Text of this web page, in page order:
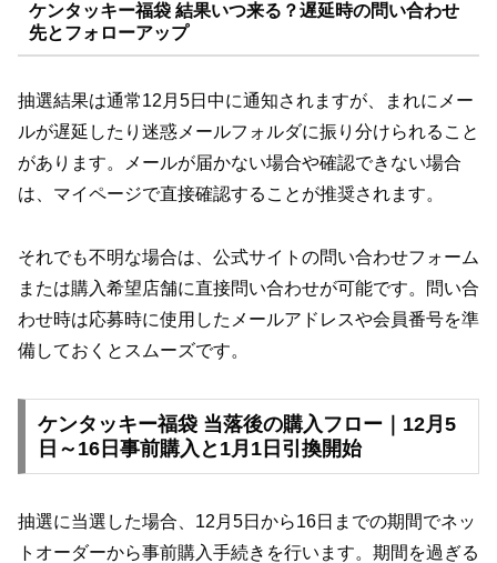
ケンタッキー福袋 結果いつ来る？遅延時の問い合わせ
先とフォローアップ
抽選結果は通常12月5日中に通知されますが、まれにメー
ルが遅延したり迷惑メールフォルダに振り分けられること
があります。メールが届かない場合や確認できない場合
は、マイページで直接確認することが推奨されます。
それでも不明な場合は、公式サイトの問い合わせフォーム
または購入希望店舗に直接問い合わせが可能です。問い合
わせ時は応募時に使用したメールアドレスや会員番号を準
備しておくとスムーズです。
ケンタッキー福袋 当落後の購入フロー｜12月5
日～16日事前購入と1月1日引換開始
抽選に当選した場合、12月5日から16日までの期間でネッ
トオーダーから事前購入手続きを行います。期間を過ぎる